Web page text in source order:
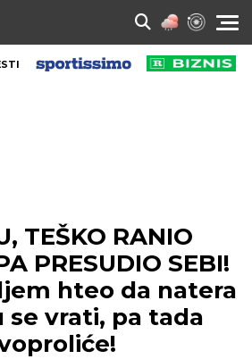
TEŠKO RANIO
PRESUDIO SEBI!
hteo da natera
se vrati, pa tada